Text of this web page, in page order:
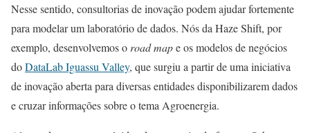
Nesse sentido, consultorias de inovação podem ajudar fortemente
para modelar um laboratório de dados. Nós da Haze Shift, por
exemplo, desenvolvemos o road mape os modelos de negócios
doDataLab Iguassu Valley, que surgiu a partir de uma iniciativa
de inovação aberta para diversas entidades disponibilizarem dados
e cruzar informações sobre o tema Agroenergia.